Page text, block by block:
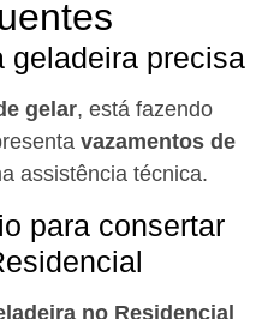
geladeira precisa
gelar, está fazendo
vazamentos de
assistência técnica.
para consertar
no Residencial